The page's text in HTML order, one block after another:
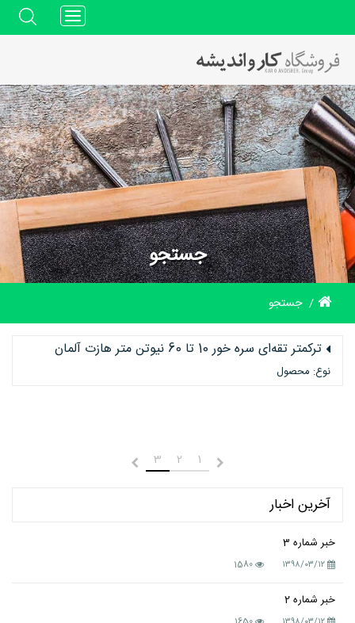
Toggle
navigation
جستجو
جستجو
ترکمتر تقه‌ای سره خور 10 تا 60 نیوتن متر هازت آلمان
نوع: محصول
1
2
3
آخرین اخبار
خبر شماره 3
۱۳۹۸/۰۳/۱۲ 1580
خبر شماره 2